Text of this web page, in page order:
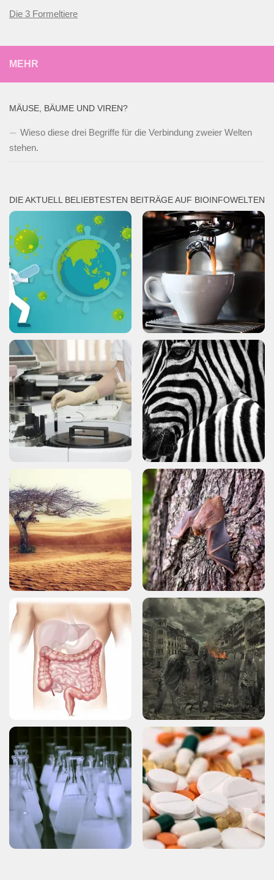
Die 3 Formeltiere
MEHR
MÄUSE, BÄUME UND VIREN?
Wieso diese drei Begriffe für die Verbindung zweier Welten
stehen.
DIE AKTUELL BELIEBTESTEN BEITRÄGE AUF BIOINFOWELTEN